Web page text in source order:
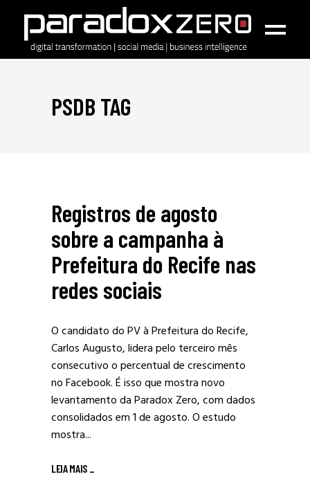
PSDB TAG
Registros de agosto
sobre a campanha à
Prefeitura do Recife nas
redes sociais
O candidato do PV à Prefeitura do Recife,
Carlos Augusto, lidera pelo terceiro mês
consecutivo o percentual de crescimento
no Facebook. É isso que mostra novo
levantamento da Paradox Zero, com dados
consolidados em 1 de agosto. O estudo
mostra...
LEIA MAIS _